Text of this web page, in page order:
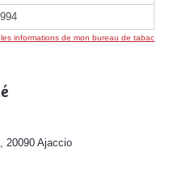
informations de mon bureau de tabac
20090 Ajaccio